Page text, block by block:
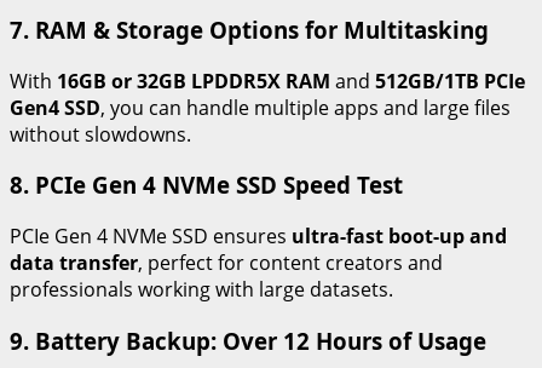
7. RAM & Storage Options for Multitasking
With 16GB or 32GB LPDDR5X RAM and 512GB/1TB PCIe
Gen4 SSD, you can handle multiple apps and large files
without slowdowns.
8. PCIe Gen 4 NVMe SSD Speed Test
PCIe Gen 4 NVMe SSD ensures ultra-fast boot-up and
data transfer, perfect for content creators and
professionals working with large datasets.
9. Battery Backup: Over 12 Hours of Usage